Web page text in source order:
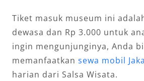
Tiket masuk museum ini
dewasa dan Rp 3.000 untuk
ingin mengunjunginya, Anda
memanfaatkan sewa mobil
harian dari Salsa Wisata.